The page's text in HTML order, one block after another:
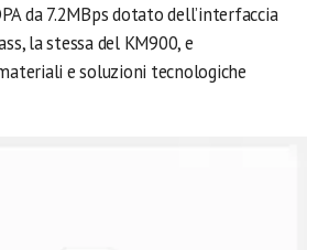
da 7.2MBps dotato dell’interfaccia
la stessa del KM900, e
e soluzioni tecnologiche